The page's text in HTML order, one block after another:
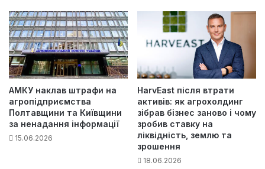
АМКУ наклав штрафи на
агропідприємства
Полтавщини та Київщини
за ненадання інформації
15.06.2026
HarvEast після втрати
активів: як агрохолдинг
зібрав бізнес заново і чому
зробив ставку на
ліквідність, землю та
зрошення
18.06.2026